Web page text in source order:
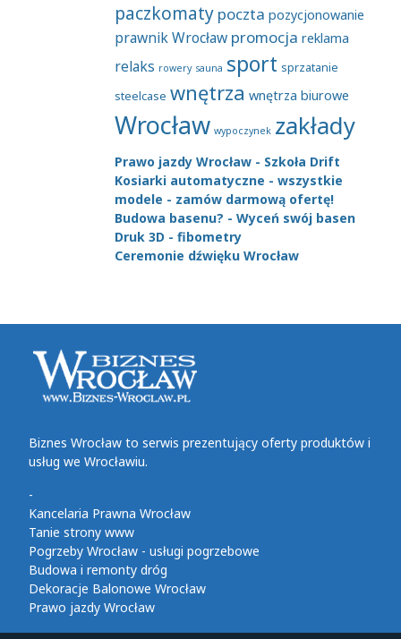
paczkomaty poczta pozycjonowanie
prawnik Wrocław promocja reklama
relaks rowery sauna sport sprzatanie
steelcase wnętrza wnętrza biurowe
Wrocław wypoczynek zakłady
Prawo jazdy Wrocław - Szkoła Drift
Kosiarki automatyczne - wszystkie
modele - zamów darmową ofertę!
Budowa basenu? - Wyceń swój basen
Druk 3D - fibometry
Ceremonie dźwięku Wrocław
Biznes Wrocław to serwis prezentujący oferty produktów i
usług we Wrocławiu.
-
Kancelaria Prawna Wrocław
Tanie strony www
Pogrzeby Wrocław - usługi pogrzebowe
Budowa i remonty dróg
Dekoracje Balonowe Wrocław
Prawo jazdy Wrocław